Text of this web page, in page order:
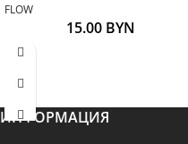
FLOW
15.00 BYN
ИНФОРМАЦИЯ